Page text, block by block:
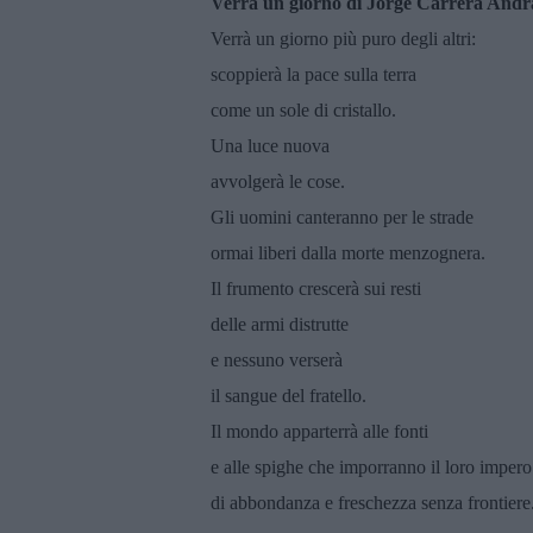
Verrà un giorno più puro degli altri:
scoppierà la pace sulla terra
come un sole di cristallo.
Una luce nuova
avvolgerà le cose.
Gli uomini canteranno per le strade
ormai liberi dalla morte menzognera.
Il frumento crescerà sui resti
delle armi distrutte
e nessuno verserà
il sangue del fratello.
Il mondo apparterrà alle fonti
e alle spighe che imporranno il loro impero
di abbondanza e freschezza senza frontiere.